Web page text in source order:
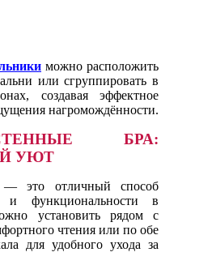
можно расположить
или сгруппировать в
создавая эффектное
нагромождённости.
БРА:
УЮТ
— это отличный способ
и функциональности в
установить рядом с
чтения или по обе
для удобного ухода за